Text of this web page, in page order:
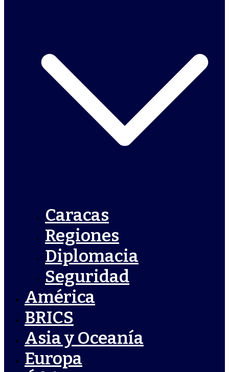
Caracas
Regiones
Diplomacia
Seguridad
América
BRICS
Asia y Oceanía
Europa